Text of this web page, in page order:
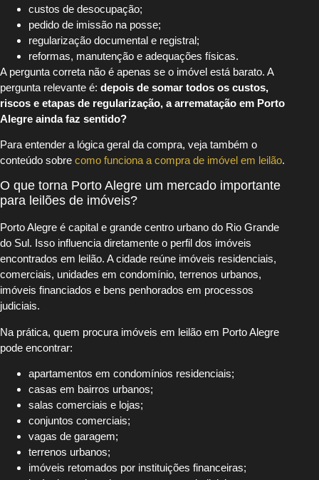
custos de desocupação;
pedido de imissão na posse;
regularização documental e registral;
reformas, manutenção e adequações físicas.
A pergunta correta não é apenas se o imóvel está barato. A
pergunta relevante é: depois de somar todos os custos,
riscos e etapas de regularização, a arrematação em Porto
Alegre ainda faz sentido?
Para entender a lógica geral da compra, veja também o
conteúdo sobre como funciona a compra de imóvel em leilão.
O que torna Porto Alegre um mercado importante
para leilões de imóveis?
Porto Alegre é capital e grande centro urbano do Rio Grande
do Sul. Isso influencia diretamente o perfil dos imóveis
encontrados em leilão. A cidade reúne imóveis residenciais,
comerciais, unidades em condomínio, terrenos urbanos,
imóveis financiados e bens penhorados em processos
judiciais.
Na prática, quem procura imóveis em leilão em Porto Alegre
pode encontrar:
apartamentos em condomínios residenciais;
casas em bairros urbanos;
salas comerciais e lojas;
conjuntos comerciais;
vagas de garagem;
terrenos urbanos;
imóveis retomados por instituições financeiras;